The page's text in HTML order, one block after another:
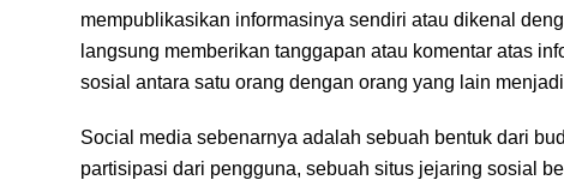
mempublikasikan informasinya sendiri atau dikenal
langsung memberikan tanggapan atau komentar atas
sosial antara satu orang dengan orang yang lain
Social media sebenarnya adalah sebuah bentuk dari
partisipasi dari pengguna, sebuah situs jejaring sosial